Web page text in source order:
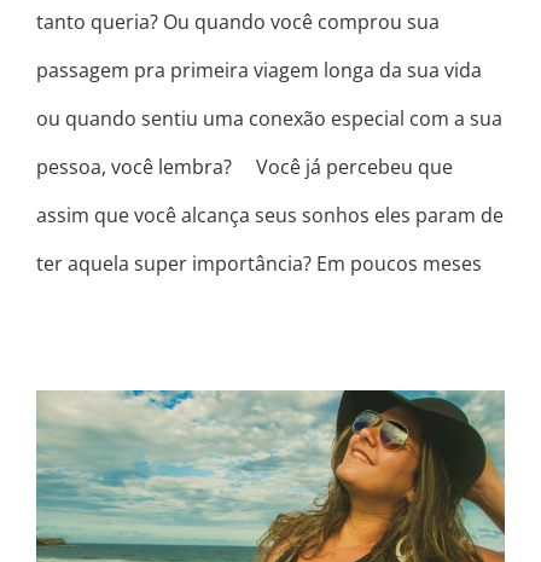
tanto queria? Ou quando você comprou sua
passagem pra primeira viagem longa da sua vida
ou quando sentiu uma conexão especial com a sua
pessoa, você lembra? ⠀ Você já percebeu que
assim que você alcança seus sonhos eles param de
ter aquela super importância? Em poucos meses
HISTÓRIAS MUDAM, A ESSÊNCIA
PERMANECE